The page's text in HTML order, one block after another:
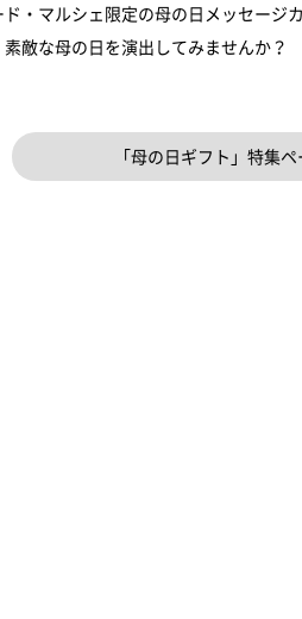
・マルシェ限定の母の日メッセージ
敵な母の日を演出してみませんか？
「母の日ギフト」特集